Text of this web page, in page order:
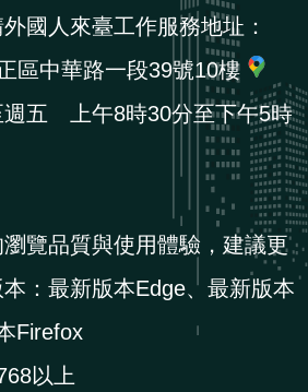
國人來臺工作服務地址：
區中華路一段39號10樓
週五 上午8時30分至下午5時
覽品質與使用體驗，建議更
：最新版本Edge、最新版本
Firefox
以上